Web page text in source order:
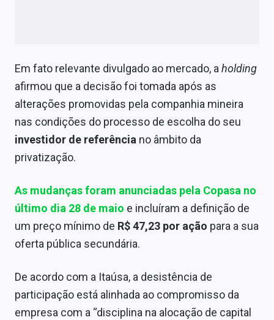
Contato
Em fato relevante divulgado ao mercado, aholding
afirmou que a decisão foi tomada após as
alterações promovidas pela companhia mineira
nas condições do processo de escolha do seu
investidor de referência no âmbito da
privatização.
As mudanças foram anunciadas pela Copasa no
último dia 28 de maio e incluíram a definição de
um preço mínimo de R$ 47,23 por ação para a sua
oferta pública secundária.
De acordo com a Itaúsa, a desistência de
participação está alinhada ao compromisso da
empresa com a “disciplina na alocação de capital